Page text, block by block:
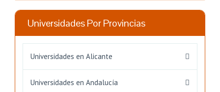
Universidades Por Provincias
Universidades en Alicante
Universidades en Andalucía